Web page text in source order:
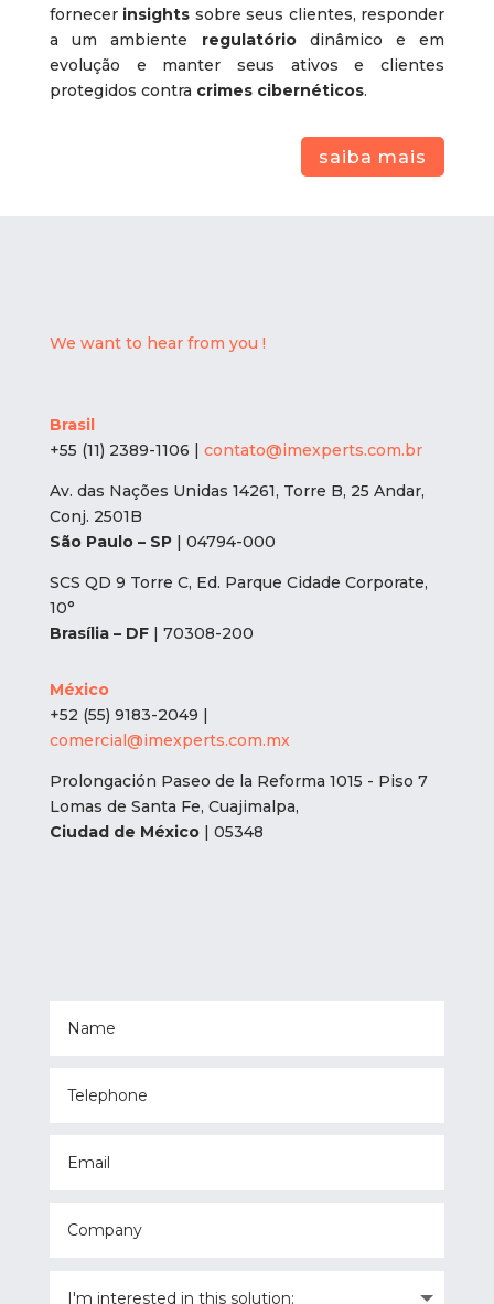
fornecer insights sobre seus clientes, responder
a um ambiente regulatóriodinâmico e em
evolução e manter seus ativos e clientes
protegidos contra crimes cibernéticos.
saiba mais
We want to hear from you !
Brasil
+55 (11) 2389-1106 | contato@imexperts.com.br
Av. das Nações Unidas 14261, Torre B, 25 Andar,
Conj. 2501B
São Paulo – SP| 04794-000
SCS QD 9 Torre C, Ed. Parque Cidade Corporate,
10°
Brasília – DF| 70308-200
México
+52 (55) 9183-2049 |
comercial@imexperts.com.mx
Prolongación Paseo de la Reforma 1015 - Piso 7
Lomas de Santa Fe, Cuajimalpa,
Ciudad de México| 05348